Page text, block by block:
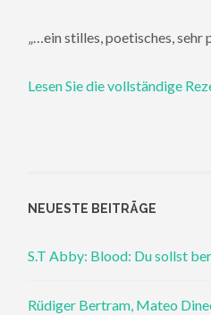
„…ein stilles, poetisches, sehr
Lesen Sie die vollständige
NEUESTE BEITRÄGE
S.T Abby: Blood: Du sollst
Rüdiger Bertram, Mateo